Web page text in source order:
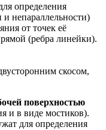
определения
непараллельности)
от точек её
(ребра линейки).
скосом,
поверхностью
и в виде мостиков).
для определения